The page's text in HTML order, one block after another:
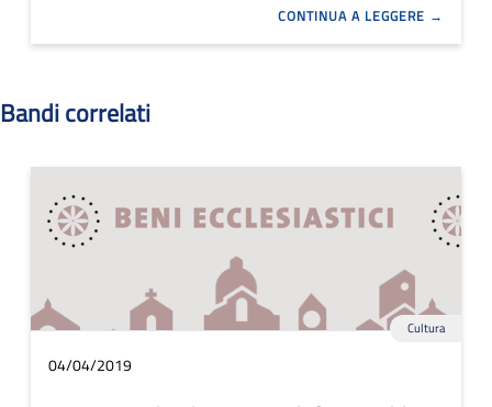
CONTINUA A LEGGERE
Bandi correlati
Cultura
04/04/2019